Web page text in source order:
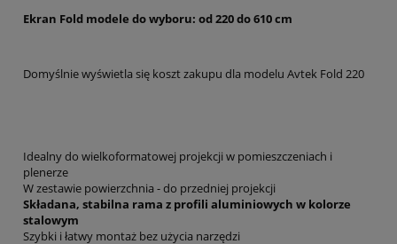
Ekran Fold modele do wyboru: od 220 do 610 cm
Domyślnie wyświetla się koszt zakupu dla modelu Avtek Fold 220
Idealny do wielkoformatowej projekcji w pomieszczeniach i
plenerze
W zestawie powierzchnia - do przedniej projekcji
Składana, stabilna rama z profili aluminiowych w kolorze
stalowym
Szybki i łatwy montaż bez użycia narzędzi